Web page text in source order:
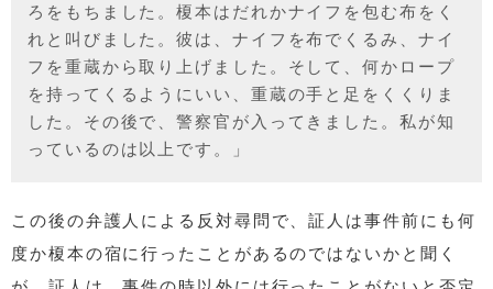
ろをもちました。榎本はだれかナイフを包む布をく
れと叫びました。彼は、ナイフを布でくるみ、ナイ
フを重蔵から取り上げました。そして、何かロープ
を持ってくるようにいい、重蔵の手と足をくくりま
した。その後で、警察官が入ってきました。私が知
っているのは以上です。」
この後の弁護人による反対尋問で、証人は事件前にも何
度か榎本の宿に行ったことがあるのではないかと聞く